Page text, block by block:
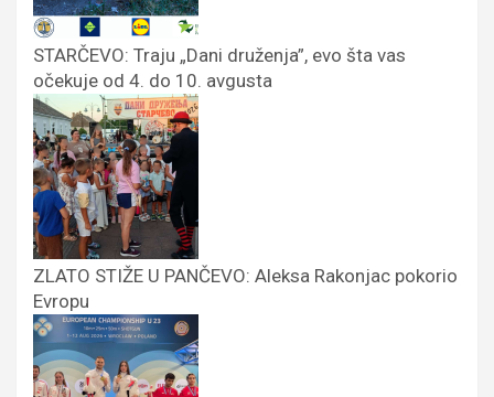
STARČEVO: Traju „Dani druženja”, evo šta vas
očekuje od 4. do 10. avgusta
ZLATO STIŽE U PANČEVO: Aleksa Rakonjac pokorio
Evropu